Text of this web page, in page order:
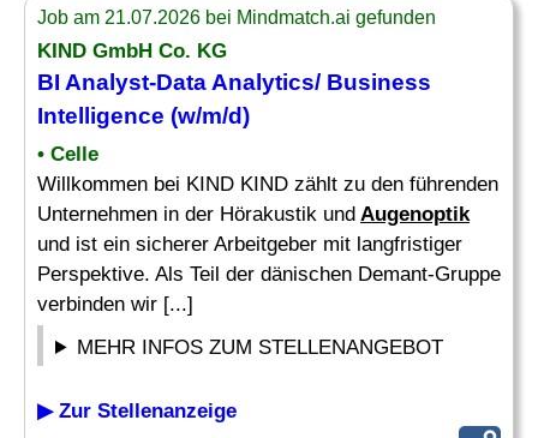
Job am 21.07.2026 bei Mindmatch.ai gefunden
KIND GmbH Co. KG
BI Analyst-Data Analytics/ Business
Intelligence (w/m/d)
• Celle
Willkommen bei KIND KIND zählt zu den führenden
Unternehmen in der Hörakustik und Augenoptik
und ist ein sicherer Arbeitgeber mit langfristiger
Perspektive. Als Teil der dänischen Demant-Gruppe
verbinden wir [...]
MEHR INFOS ZUM STELLENANGEBOT
▶ Zur Stellenanzeige